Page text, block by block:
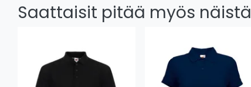
Saattaisit pitää myös näistä